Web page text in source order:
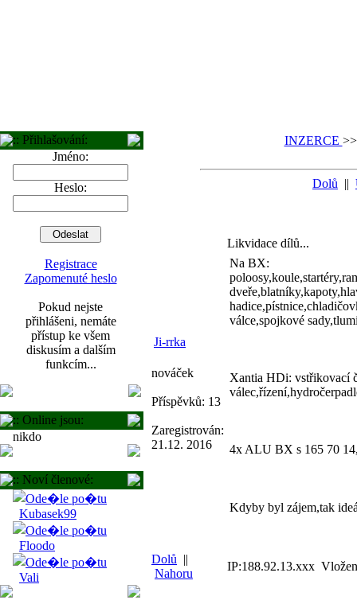
:: Přihlašování:
Jméno:
Heslo:
Registrace
Zapomenuté heslo
Pokud nejste
přihlášeni, nemáte
přístup ke všem
diskusím a dalším
funkcím...
:: Online jsou:
nikdo
:: Noví členové:
Kubasek99
Floodo
Vali
INZERCE
Dolů ||
Ji-rrka
nováček
Příspěvků: 13
Zaregistrován:
21.12. 2016
Likvidace dílů...
Na BX:
válce,spojkové
Xantia HDi: vstřikovací
4x ALU BX s 165 70
Kdyby byl zájem,tak
Dolů ||
Nahoru
IP:188.92.13.xxx